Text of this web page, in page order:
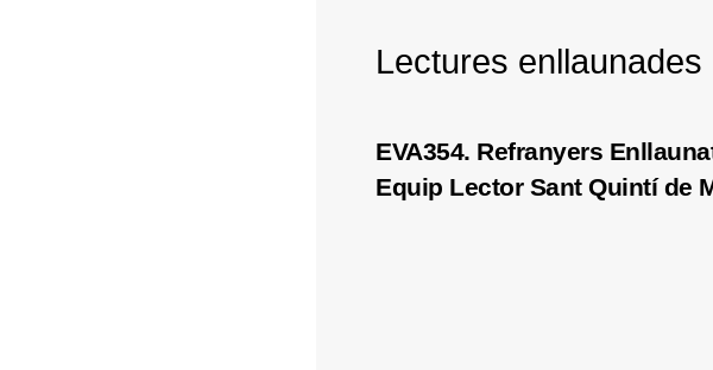
Lectures enllaunades
EVA354. Refranyers
Equip Lector Sant Quintí de